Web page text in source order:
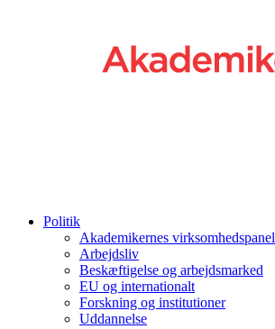
Politik
Akademikernes virksomhedspanel
Arbejdsliv
Beskæftigelse og arbejdsmarked
EU og internationalt
Forskning og institutioner
Uddannelse